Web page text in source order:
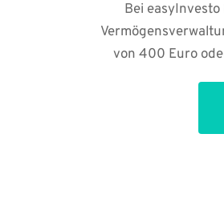
Bei
von 400 Euro